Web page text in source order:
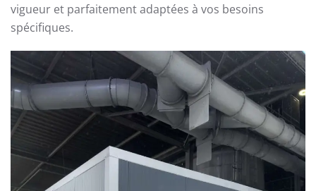
vigueur et parfaitement adaptées à vos besoins
spécifiques.